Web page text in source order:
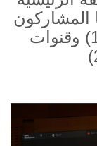
المشاركون
فيتوزعون بين هيئات أعضاء (18) وقنوات